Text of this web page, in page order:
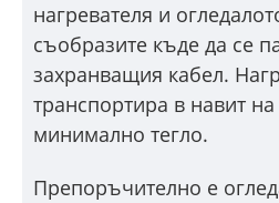
нагревателя и
съобразите къде да се
захранващия кабел.
транспортира в навит
минимално тегло.
Препоръчително е